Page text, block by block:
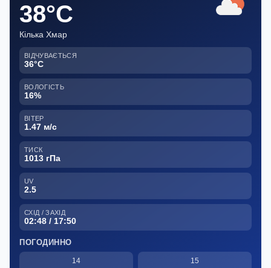
38°C
Кілька Хмар
ВІДЧУВАЄТЬСЯ
36°C
ВОЛОГІСТЬ
16%
ВІТЕР
1.47 м/с
ТИСК
1013 гПа
UV
2.5
СХІД / ЗАХІД
02:48 / 17:50
ПОГОДИННО
14 15